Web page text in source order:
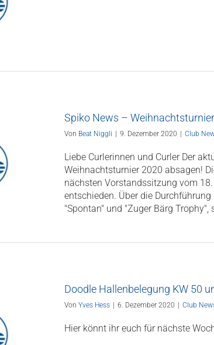
Spiko News –
Von Beat Niggli | 9. Dezember 2020 | Club
Liebe Curlerinnen und Curler Der
Weihnachtsturnier 2020 absagen!
nächsten Vorstandssitzung vom
entschieden. Über die
"Spontan" und "Zuger Bärg
Doodle Hallenbelegung KW 50
Von Yves Hess | 6. Dezember 2020 | Club
Hier könnt ihr euch für nächste